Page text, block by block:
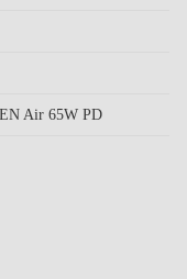
Air 65W PD